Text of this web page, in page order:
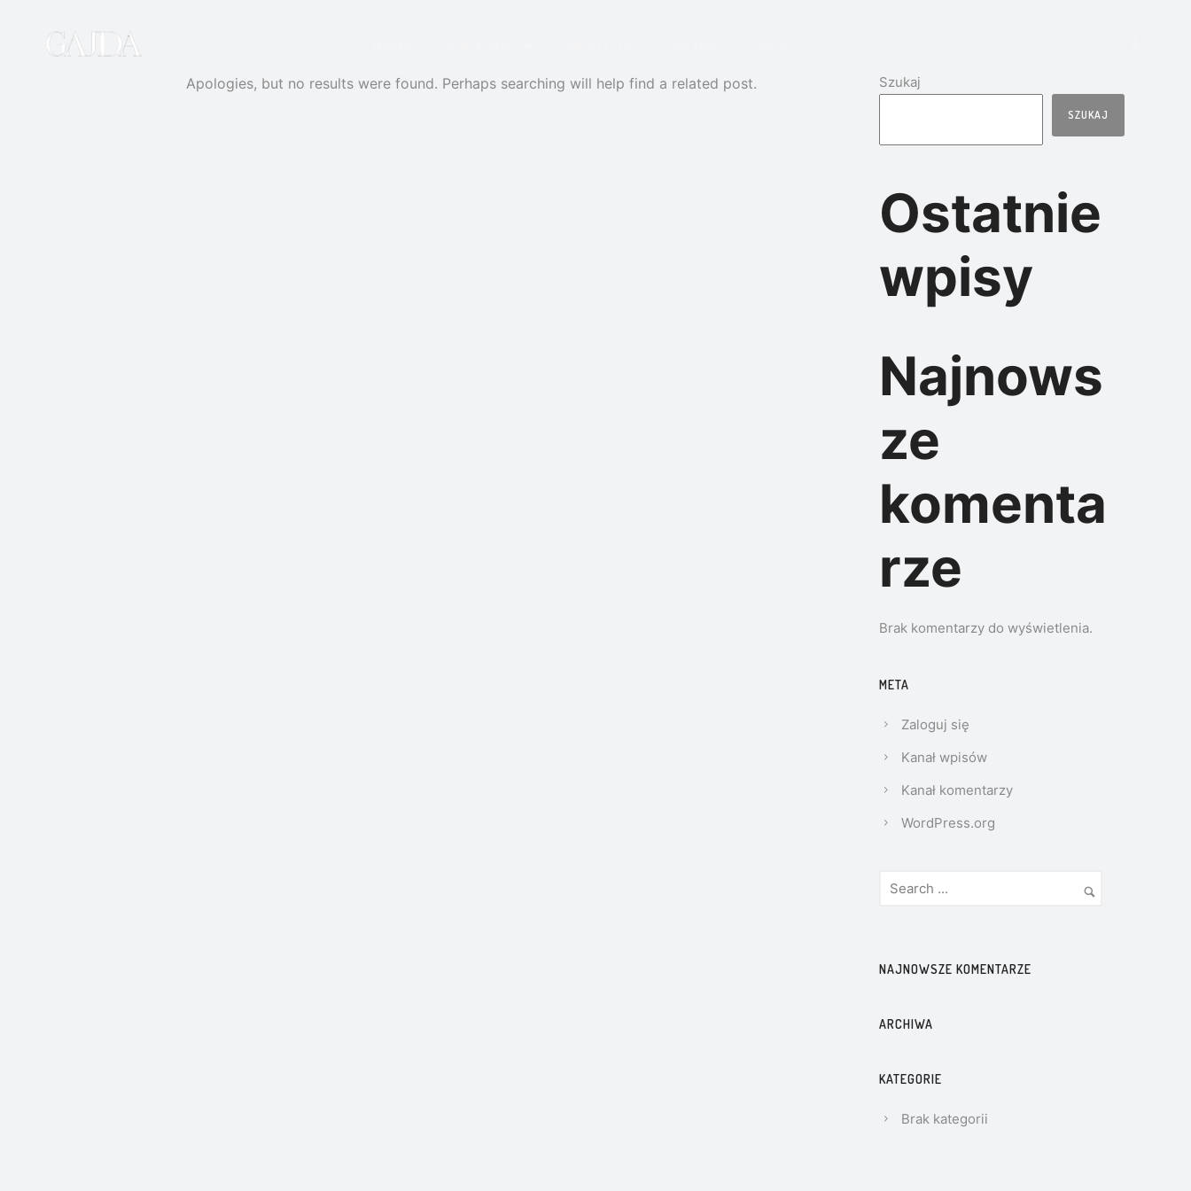
Apologies, but no results were found. Perhaps searching will help find a related post. Szukaj
SZUKAJ
Ostatnie
wpisy
Najnows
ze
komenta
rze
Brak komentarzy do wyświetlenia.
META
Zaloguj się
Kanał wpisów
Kanał komentarzy
WordPress.org
NAJNOWSZE KOMENTARZE
ARCHIWA
KATEGORIE
Brak kategorii